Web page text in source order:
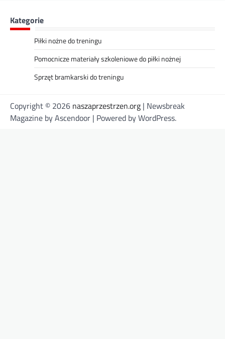
Kategorie
Piłki nożne do treningu
Pomocnicze materiały szkoleniowe do piłki nożnej
Sprzęt bramkarski do treningu
Copyright © 2026 naszaprzestrzen.org | Newsbreak
Magazine byAscendoor | Powered byWordPress.